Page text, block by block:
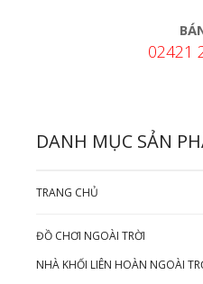
02421
DANH MỤC SẢN
TRANG CHỦ
ĐỒ CHƠI NGOÀI TRỜI
NHÀ KHỐI LIÊN HOÀN NGOÀI